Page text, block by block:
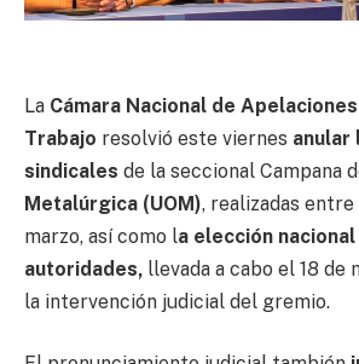
La Cámara Nacional de
Trabajo resolvió este viernes anular
sindicales de la seccional Campana
Metalúrgica (UOM), realizadas
marzo, así como la elección nacional
autoridades, llevada a cabo el 18 de
la intervención judicial del gremio.